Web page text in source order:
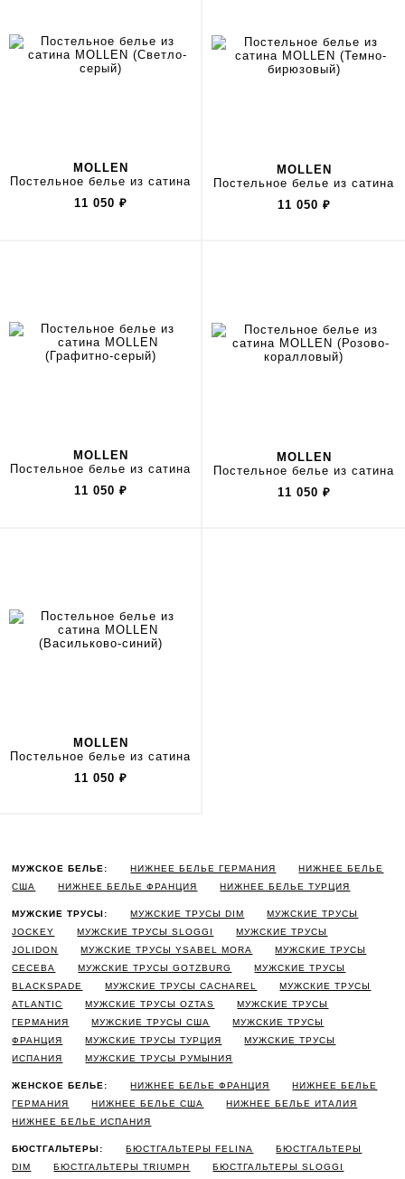
MOLLEN
Постельное белье из сатина
11 050 ₽
MOLLEN
Постельное белье из сатина
11 050 ₽
MOLLEN
Постельное белье из сатина
11 050 ₽
MOLLEN
Постельное белье из сатина
11 050 ₽
MOLLEN
Постельное белье из сатина
11 050 ₽
МУЖСКОЕ БЕЛЬЕ: НИЖНЕЕ БЕЛЬЕ ГЕРМАНИЯ
НИЖНЕЕ БЕЛЬЕ
США
НИЖНЕЕ БЕЛЬЕ ФРАНЦИЯ НИЖНЕЕ БЕЛЬЕ ТУРЦИЯ
МУЖСКИЕ ТРУСЫ: МУЖСКИЕ ТРУСЫ DIM
МУЖСКИЕ ТРУСЫ
JOCKEY
МУЖСКИЕ ТРУСЫ SLOGGI
МУЖСКИЕ ТРУСЫ
JOLIDON
МУЖСКИЕ ТРУСЫ YSABEL MORA
МУЖСКИЕ ТРУСЫ
CECEBA
МУЖСКИЕ ТРУСЫ GOTZBURG
МУЖСКИЕ ТРУСЫ
BLACKSPADE
МУЖСКИЕ ТРУСЫ CACHAREL
МУЖСКИЕ ТРУСЫ
ATLANTIC
МУЖСКИЕ ТРУСЫ OZTAS
МУЖСКИЕ ТРУСЫ
ГЕРМАНИЯ
МУЖСКИЕ ТРУСЫ США
МУЖСКИЕ ТРУСЫ
ФРАНЦИЯ
МУЖСКИЕ ТРУСЫ ТУРЦИЯ
МУЖСКИЕ ТРУСЫ
ИСПАНИЯ
МУЖСКИЕ ТРУСЫ РУМЫНИЯ
ЖЕНСКОЕ БЕЛЬЕ: НИЖНЕЕ БЕЛЬЕ ФРАНЦИЯ
НИЖНЕЕ БЕЛЬЕ
ГЕРМАНИЯ
НИЖНЕЕ БЕЛЬЕ США
НИЖНЕЕ БЕЛЬЕ ИТАЛИЯ
НИЖНЕЕ БЕЛЬЕ ИСПАНИЯ
БЮСТГАЛЬТЕРЫ: БЮСТГАЛЬТЕРЫ FELINA
БЮСТГАЛЬТЕРЫ
DIM
БЮСТГАЛЬТЕРЫ TRIUMPH
БЮСТГАЛЬТЕРЫ SLOGGI